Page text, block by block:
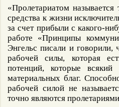
«Пролетариатом
средства к жизни
за счет прибыли с какого-
работе «Принципы
Энгельс писали и
рабочей силы, которая
потенций, которые
материальных благ.
рабочей силой не
точно являются